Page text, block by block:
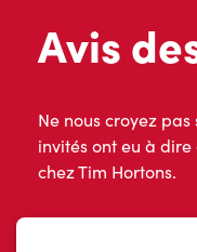
Avis
Ne nous croyez
invités ont eu à
chez Tim Hortons.